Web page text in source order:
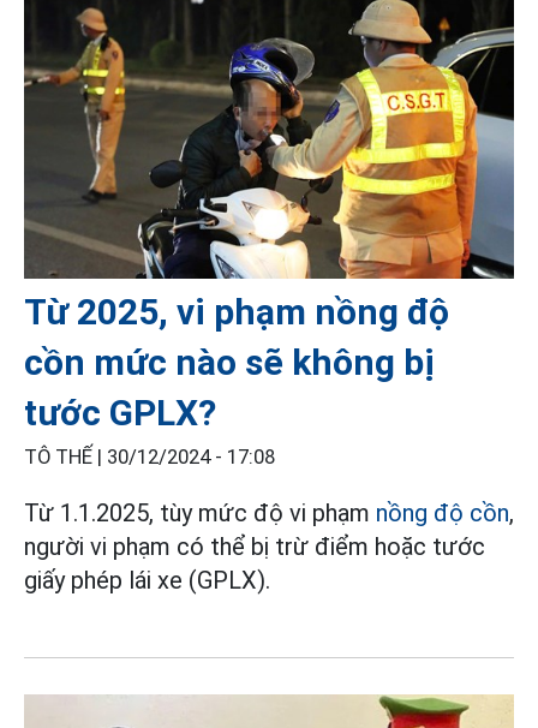
Từ 2025, vi phạm nồng độ
cồn mức nào sẽ không bị
tước GPLX?
TÔ THẾ | 30/12/2024 - 17:08
Từ 1.1.2025, tùy mức độ vi phạm nồng độ cồn,
người vi phạm có thể bị trừ điểm hoặc tước
giấy phép lái xe (GPLX).